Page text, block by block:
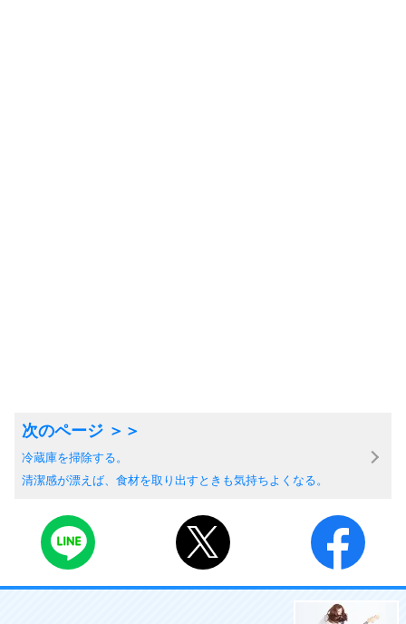
冷蔵庫を掃除する。
清潔感が漂えば、食材を取り出すときも気持ちよくなる。